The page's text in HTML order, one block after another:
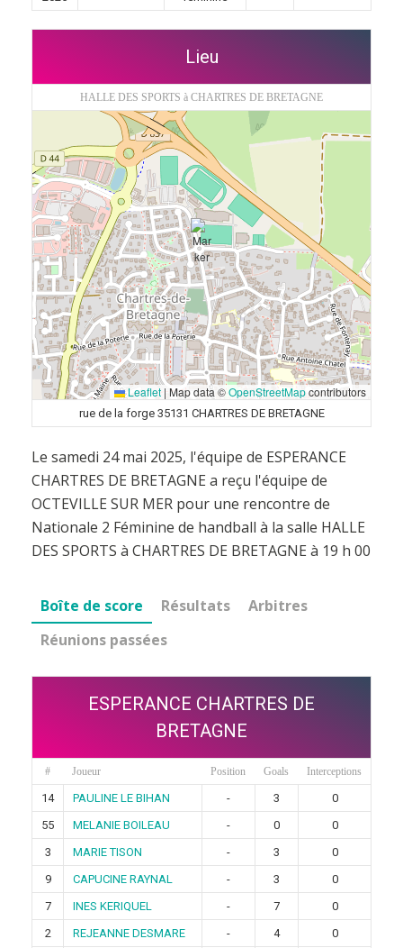
Lieu
HALLE DES SPORTS à CHARTRES DE BRETAGNE
Leaflet |Map data ©OpenStreetMapcontributors
rue de la forge 35131 CHARTRES DE BRETAGNE
Le samedi 24 mai 2025, l'équipe de ESPERANCE
CHARTRES DE BRETAGNE a reçu l'équipe de
OCTEVILLE SUR MER pour une rencontre de
Nationale 2 Féminine de handball à la salle HALLE
DES SPORTS à CHARTRES DE BRETAGNE à 19 h 00
Boîte de score Résultats
Arbitres
Réunions passées
ESPERANCE CHARTRES DE
BRETAGNE
# Joueur Position Goals Interceptions
14 PAULINE LE BIHAN - 3
0
55
MELANIE BOILEAU - 0
0
3
MARIE TISON - 3
0
9
CAPUCINE RAYNAL - 3
0
7
INES KERIQUEL - 7
0
2
REJEANNE DESMARE - 4 0